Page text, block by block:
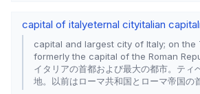
capital of italyeternal cityitalian capital
capital and largest city of Italy; on
formerly the capital of the Roman
イタリアの首都および最大の都市。テ
地。以前はローマ共和国とローマ帝国の